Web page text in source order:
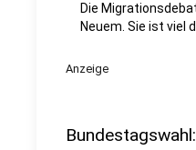
Die
Neuem. Sie ist viel
Anzeige